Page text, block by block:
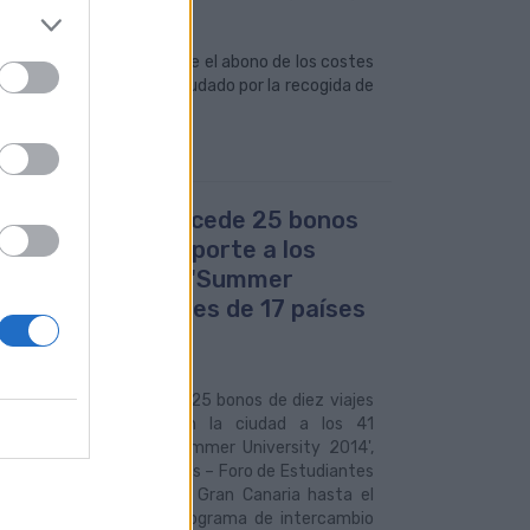
de hacer directamente el abono de los costes
lo que el dinero recaudado por la recogida de
afectada.
Municipales cede 25 bonos
facilitar el transporte a los
del proyecto 'Summer
procedentes de 17 países
Municipales ha cedido 25 bonos de diez viajes
la movilidad en la ciudad a los 41
del proyecto 'Summer University 2014',
por AEGEE Las Palmas – Foro de Estudiantes
que se desarrolla en Gran Canaria hasta el
15 de agosto. Este programa de intercambio